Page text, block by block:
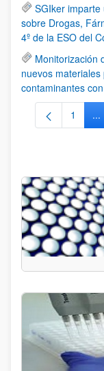
SGIker
sobre Drogas,
4º de la ESO del
Monitorización
nuevos
contaminantes
Página
1 ...